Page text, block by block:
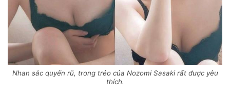
Nhan sắc quyến rũ, trong trẻo của Nozomi Sasaki rất được yêu
thích.